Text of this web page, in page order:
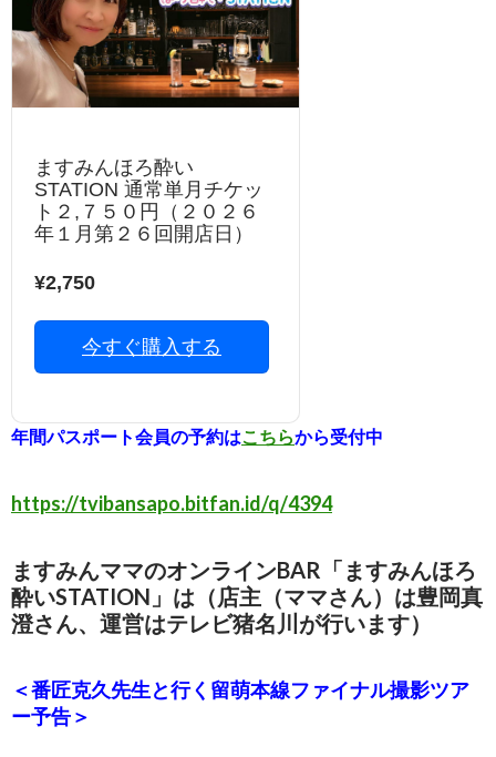
ますみんほろ酔い
STATION 通常単月チケッ
ト２,７５０円（２０２６
年１月第２６回開店日）
¥2,750
今すぐ購入する
年間パスポート会員の予約はこちらから受付中
https://tvibansapo.bitfan.id/q/4394
ますみんママのオンラインBAR「ますみんほろ
酔いSTATION」は（店主（ママさん）は豊岡真
澄さん、運営はテレビ猪名川が行います）
＜番匠克久先生と行く留萌本線ファイナル撮影ツア
ー予告＞